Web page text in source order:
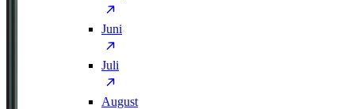
Juni
Juli
August